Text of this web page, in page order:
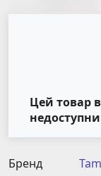
Цей товар
Бренд